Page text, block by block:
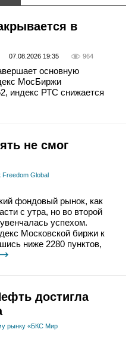
в
07.08.2026 19:35 964
основную
МосБиржи
индекс РТС снижается
не смог
Freedom Global
фондовый рынок, как
с утра, но во второй
успехом.
Московской биржи к
ниже 2280 пунктов,
достигла
рынку «БКС Мир